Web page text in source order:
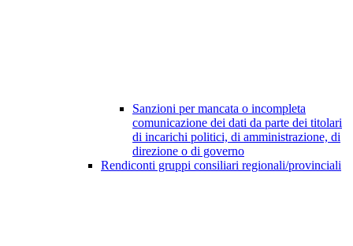
Sanzioni per mancata o incompleta
comunicazione dei dati da parte dei titolari
di incarichi politici, di amministrazione, di
direzione o di governo
Rendiconti gruppi consiliari regionali/provinciali